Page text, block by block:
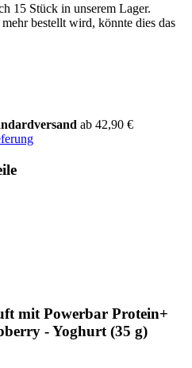
15 Stück in unserem Lager.
bestellt wird, könnte dies das
ab 42,90 €
mit Powerbar Protein+
- Yoghurt (35 g)